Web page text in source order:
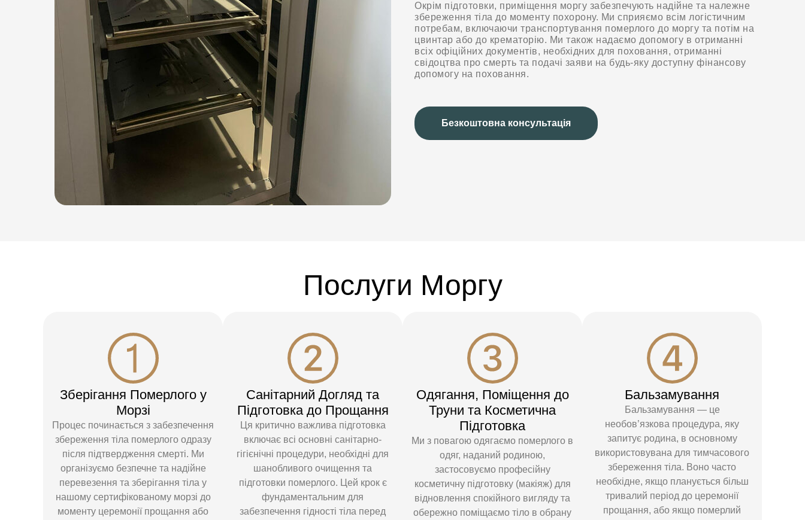
Окрім підготовки, приміщення моргу забезпечують надійне та належне
збереження тіла до моменту похорону. Ми сприяємо всім логістичним
потребам, включаючи транспортування померлого до моргу та потім на
цвинтар або до крематорію. Ми також надаємо допомогу в отриманні
всіх офіційних документів, необхідних для поховання, отриманні
свідоцтва про смерть та подачі заяви на будь-яку доступну фінансову
допомогу на поховання.
Безкоштовна консультація
Послуги Моргу
Зберігання Померлого у
Морзі
Процес починається з забезпечення
збереження тіла померлого одразу
після підтвердження смерті. Ми
організуємо безпечне та надійне
перевезення та зберігання тіла у
нашому сертифікованому морзі до
моменту церемонії прощання або
Санітарний Догляд та
Підготовка до Прощання
Ця критично важлива підготовка
включає всі основні санітарно-
гігієнічні процедури, необхідні для
шанобливого очищення та
підготовки померлого. Цей крок є
фундаментальним для
забезпечення гідності тіла перед
Одягання, Поміщення до
Труни та Косметична
Підготовка
Ми з повагою одягаємо померлого в
одяг, наданий родиною,
застосовуємо професійну
косметичну підготовку (макіяж) для
відновлення спокійного вигляду та
обережно поміщаємо тіло в обрану
Бальзамування
Бальзамування — це
необов’язкова процедура, яку
запитує родина, в основному
використовувана для тимчасового
збереження тіла. Воно часто
необхідне, якщо планується більш
тривалий період до церемонії
прощання, або якщо померлий